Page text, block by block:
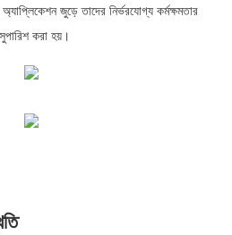
জুড়ে তাদের নির্ভরযোগ্য কর্মক্ষমতার
করা হয়।